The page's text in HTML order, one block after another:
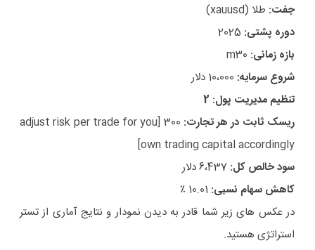
جفت: طلا (xauusd)
دوره پشتی:
بازه زمانی:
شروع سرمایه: 10،000 دلار
تنظیم مدیریت پول: 2
ریسک ثابت در هر تجارت:
300 [adjust risk per trade for you
own trading capital accordingly]
سود خالص کل:
کاهش سهام نسبی:
در عکس های زیر شما قادر به دیدن نمودار و نتایج آماری از تستر
استراتژی هستید.